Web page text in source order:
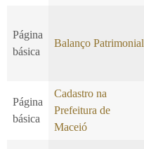
Página
básica
Balanço Patrimonial
Página
básica
Cadastro na
Prefeitura de
Maceió